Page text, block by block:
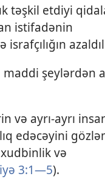
təşkil etdiyi
istifadənin
şeylərdən
və ayrı-ayrı
edəcəyini
xudbinlik və
3:1—5).